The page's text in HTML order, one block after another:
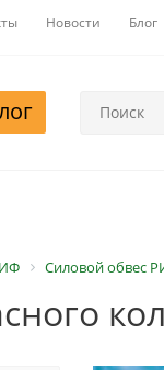
Новости Блог
Силовой обвес